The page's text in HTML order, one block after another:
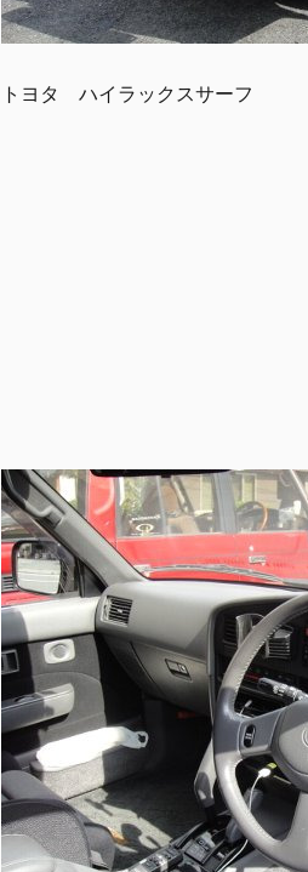
トヨタ ハイラックスサーフ